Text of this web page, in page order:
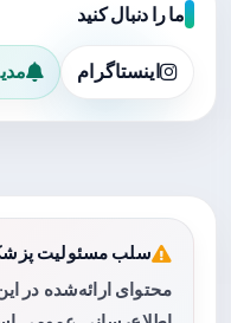
ما را دنبال کنید
اینستاگرام
سلب مسئولیت
محتوای ارائه‌شده در